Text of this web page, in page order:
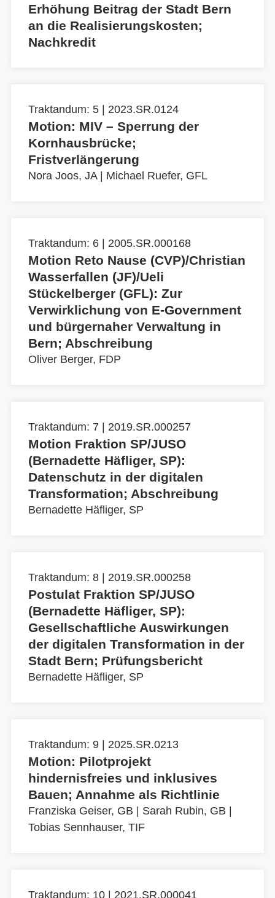
Erhöhung Beitrag der Stadt Bern
an die Realisierungskosten;
Nachkredit
Traktandum: 5 | 2023.SR.0124
Motion: MIV – Sperrung der
Kornhausbrücke;
Fristverlängerung
Nora Joos, JA| Michael Ruefer, GFL
Traktandum: 6 | 2005.SR.000168
Motion Reto Nause (CVP)/Christian
Wasserfallen (JF)/Ueli
Stückelberger (GFL): Zur
Verwirklichung von E-Government
und bürgernaher Verwaltung in
Bern; Abschreibung
Oliver Berger, FDP
Traktandum: 7 | 2019.SR.000257
Motion Fraktion SP/JUSO
(Bernadette Häfliger, SP):
Datenschutz in der digitalen
Transformation; Abschreibung
Bernadette Häfliger, SP
Traktandum: 8 | 2019.SR.000258
Postulat Fraktion SP/JUSO
(Bernadette Häfliger, SP):
Gesellschaftliche Auswirkungen
der digitalen Transformation in der
Stadt Bern; Prüfungsbericht
Bernadette Häfliger, SP
Traktandum: 9 | 2025.SR.0213
Motion: Pilotprojekt
hindernisfreies und inklusives
Bauen; Annahme als Richtlinie
Franziska Geiser, GB Sarah Rubin, GB
Tobias Sennhauser, TIF
Traktandum: 10 | 2021.SR.000041